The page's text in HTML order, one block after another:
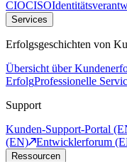
CIOCISO
Services
Erfolgsgeschichten von
Übersicht über
ErfolgProfessionelle
Support
Kunden-Support-Portal
(EN)
Entwicklerforum
Ressourcen